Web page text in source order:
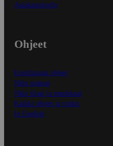
Asiakaspalvelu
Ohjeet
Ensitilaajan ohjeet
Näin maksat
Näin tilaat ja muokkaat
Kaikki ohjeet ja vinkit
In English